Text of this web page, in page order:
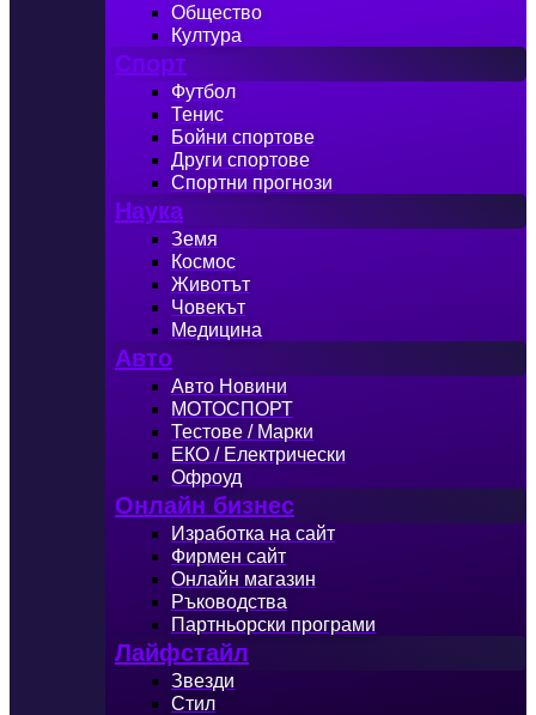
Общество
Култура
Спорт
Футбол
Тенис
Бойни спортове
Други спортове
Спортни прогнози
Наука
Земя
Космос
Животът
Човекът
Медицина
Авто
Авто Новини
МОТОСПОРТ
Тестове / Марки
ЕКО / Електрически
Офроуд
Онлайн бизнес
Изработка на сайт
Фирмен сайт
Онлайн магазин
Ръководства
Партньорски програми
Лайфстайл
Звезди
Стил